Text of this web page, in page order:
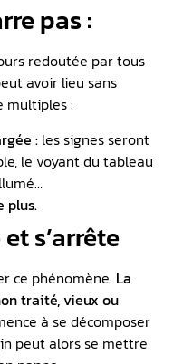
pas :
redoutée par tous
avoir lieu sans
multiples :
: les signes seront
le voyant du tableau
plus.
s’arrête
ce phénomène. La
traité, vieux ou
à se décomposer
peut alors se mettre